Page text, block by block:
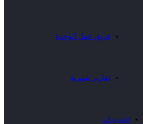
فريق عمل الوحدة
تقارير شهرية
المديريات